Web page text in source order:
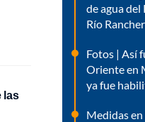
las
de agua
Río
Fotos | Así
Oriente en
ya fue
Medidas